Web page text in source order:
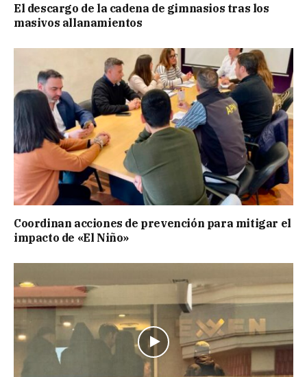
El descargo de la cadena de gimnasios tras los
masivos allanamientos
Coordinan acciones de prevención para mitigar el
impacto de «El Niño»